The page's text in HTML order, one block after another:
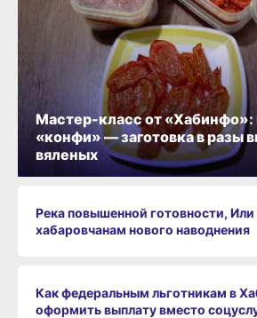
Река повышенной готовности,
хабаровчанам нового наводнения
Как федеральным льготникам в
оформить выплату вместо
Мастер-класс от
«конфи» — заготовка в разы
вяленых